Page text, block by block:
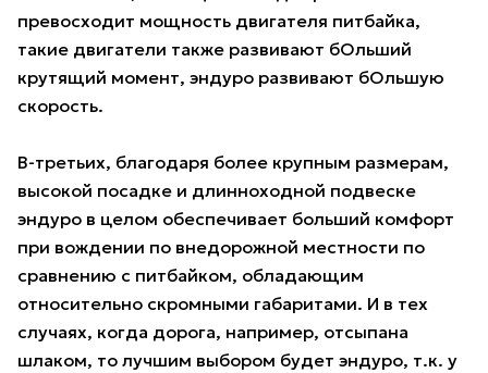
превосходит мощность двигателя питбайка,
такие двигатели также развивают бОльший
крутящий момент, эндуро развивают бОльшую
скорость.
В-третьих, благодаря более крупным размерам,
высокой посадке и длинноходной подвеске
эндуро в целом обеспечивает больший комфорт
при вождении по внедорожной местности по
сравнению с питбайком, обладающим
относительно скромными габаритами. И в тех
случаях, когда дорога, например, отсыпана
шлаком, то лучшим выбором будет эндуро, т.к. у